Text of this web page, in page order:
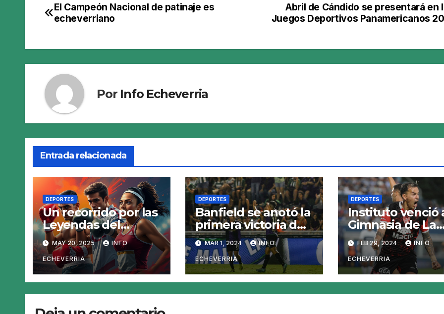
Navegación
entradas
Abril de Cándido se presentará en
Juegos Deportivos Panamericanos
El Campeón Nacional de patinaje es
echeverriano
Por Info Echeverria
Entrada relacionada
DEPORTES
Un recorrido por las
Leyendas del
Deporte en Esteban
Echeverría
MAY 20, 2025 INFO
ECHEVERRIA
DEPORTES
Banfield se anotó la
primera victoria del
torneo ante Riestra
MAR 1, 2024 INFO
ECHEVERRIA
DEPORTES
Instituto venció
Gimnasia de La
Plata en el
FEB 29, 2024 INFO
ECHEVERRIA